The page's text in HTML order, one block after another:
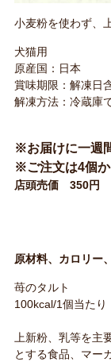
小麦粉を使わず、
犬猫用
原産国：日本
賞味期限：解凍日
解凍方法：冷蔵庫
※お届けに一週
※ご注文は4個か
店頭売価 350円
原材料、カロリー
苺のタルト
100kcal/1個当たり
上新粉、乳等を主
とする食品、マー